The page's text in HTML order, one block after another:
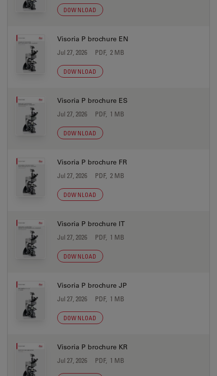
DOWNLOAD
Visoria P brochure EN
Jul 27, 2026 PDF, 2 MB
DOWNLOAD
Visoria P brochure ES
Jul 27, 2026 PDF, 1 MB
DOWNLOAD
Visoria P brochure FR
Jul 27, 2026 PDF, 2 MB
DOWNLOAD
Visoria P brochure IT
Jul 27, 2026 PDF, 1 MB
DOWNLOAD
Visoria P brochure JP
Jul 27, 2026 PDF, 1 MB
DOWNLOAD
Visoria P brochure KR
Jul 27, 2026 PDF, 1 MB